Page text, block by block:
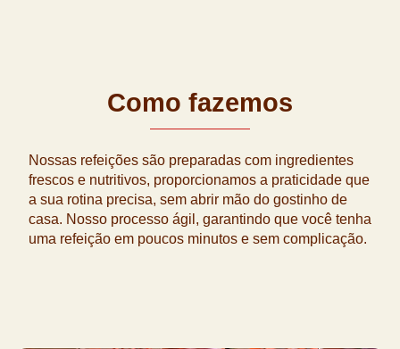
Como fazemos
Nossas refeições são preparadas com ingredientes
frescos e nutritivos, proporcionamos a praticidade que
a sua rotina precisa, sem abrir mão do gostinho de
casa. Nosso processo ágil, garantindo que você tenha
uma refeição em poucos minutos e sem complicação.